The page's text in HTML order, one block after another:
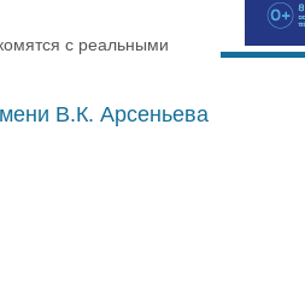
с реальными
В.К. Арсеньева